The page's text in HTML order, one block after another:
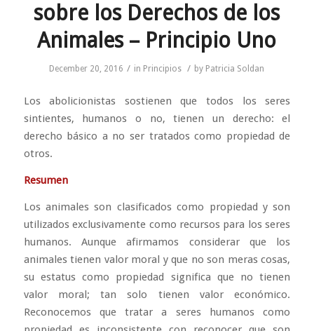
sobre los Derechos de los
Animales – Principio Uno
December 20, 2016 / in Principios / by Patricia Soldan
Los abolicionistas sostienen que todos los seres
sintientes, humanos o no, tienen un derecho: el
derecho básico a no ser tratados como propiedad de
otros.
Resumen
Los animales son clasificados como propiedad y son
utilizados exclusivamente como recursos para los seres
humanos. Aunque afirmamos considerar que los
animales tienen valor moral y que no son meras cosas,
su estatus como propiedad significa que no tienen
valor moral; tan solo tienen valor económico.
Reconocemos que tratar a seres humanos como